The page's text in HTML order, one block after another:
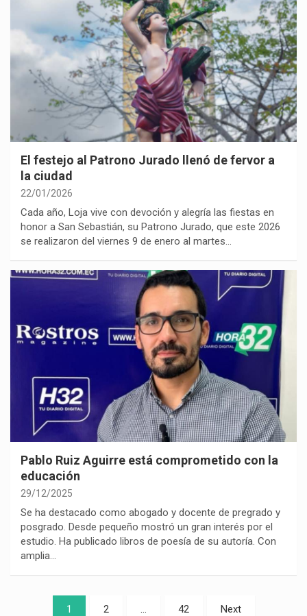
El festejo al Patrono Jurado llenó de fervor a
la ciudad
22/01/2026
Cada año, Loja vive con devoción y alegría las fiestas en
honor a San Sebastián, su Patrono Jurado, que este 2026
se realizaron del viernes 9 de enero al martes…
Pablo Ruiz Aguirre está comprometido con la
educación
29/12/2025
Se ha destacado como abogado y docente de pregrado y
posgrado. Desde pequeño mostró un gran interés por el
estudio. Ha publicado libros de poesía de su autoría. Con
amplia…
Paginación
1 2 … 42 Next